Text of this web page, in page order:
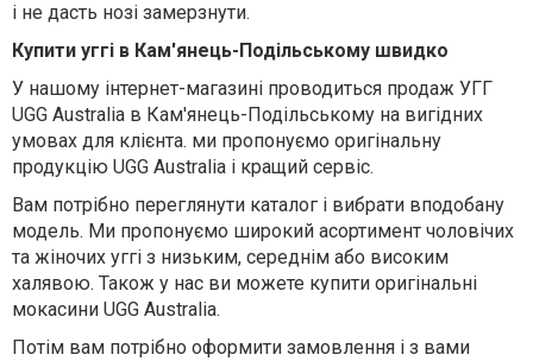
і не дасть нозі замерзнути.
Купити уггі в Кам'янець-Подільському швидко
У нашому інтернет-магазині проводиться продаж УГГ
UGG Australia в Кам'янець-Подільському на вигідних
умовах для клієнта. ми пропонуємо оригінальну
продукцію UGG Australia і кращий сервіс.
Вам потрібно переглянути каталог і вибрати вподобану
модель. Ми пропонуємо широкий асортимент чоловічих
та жіночих уггі з низьким, середнім або високим
халявою. Також у нас ви можете купити оригінальні
мокасини UGG Australia.
Потім вам потрібно оформити замовлення і з вами